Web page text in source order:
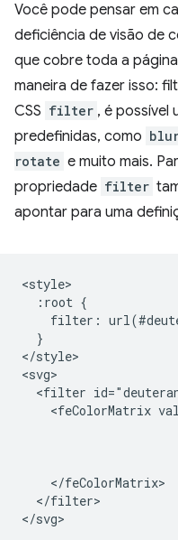
Você pode pensar em
deficiência de visão de
que cobre toda a
maneira de fazer isso:
CSS filter , é possível
predefinidas, como
rotate e muito mais.
propriedade filter
apontar para uma
<style>
  :root {
filter:
  }
</style>
<svg>
<filter
<feColorMatrix
    </feColorMatrix>
  </filter>